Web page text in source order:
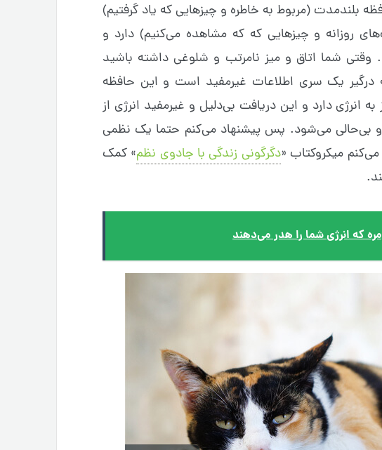
هم مثل کامپیوترها ۲ حافظه بلندمدت (مربوط به خاطره و چیزهایی که یاد گرفتیم)
روزانه و چیزهایی که که مشاهده می‌کنیم) دارد و
وقتی شما اتاق و میز نامرتب و شلوغی داشته باشید
یک سری اطلاعات غیرمفید است و این حافظه
انرژی دارد و این دریافت بی‌دلیل و غیرمفید انرژی از
بی‌حالی می‌شود. پس پیشنهاد می‌کنم حتما یک نظمی
می‌کنم میکروکتاب «دگرگونی زندگی با جادوی نظم» کمک
که انرژی شما را هدر می‌دهند